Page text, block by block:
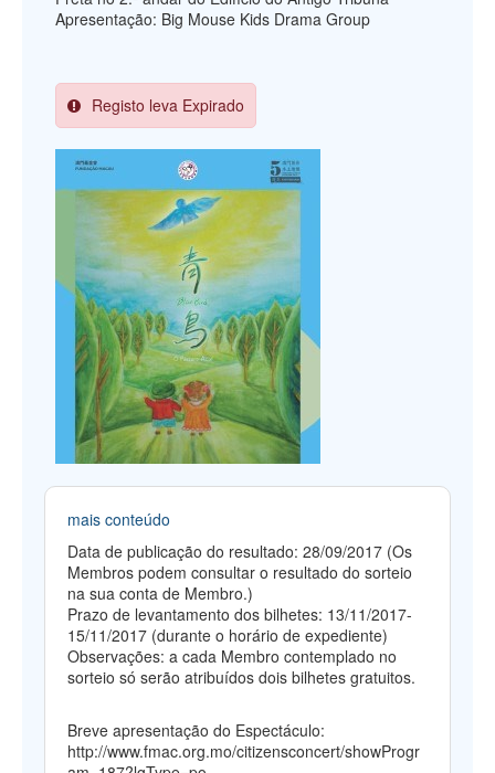
Apresentação: Big Mouse Kids Drama Group
Registo leva Expirado
mais conteúdo
Data de publicação do resultado: 28/09/2017 (Os
Membros podem consultar o resultado do sorteio
na sua conta de Membro.)
Prazo de levantamento dos bilhetes: 13/11/2017-
15/11/2017 (durante o horário de expediente)
Observações: a cada Membro contemplado no
sorteio só serão atribuídos dois bilhetes gratuitos.
Breve apresentação do Espectáculo:
http://www.fmac.org.mo/citizensconcert/showProgr